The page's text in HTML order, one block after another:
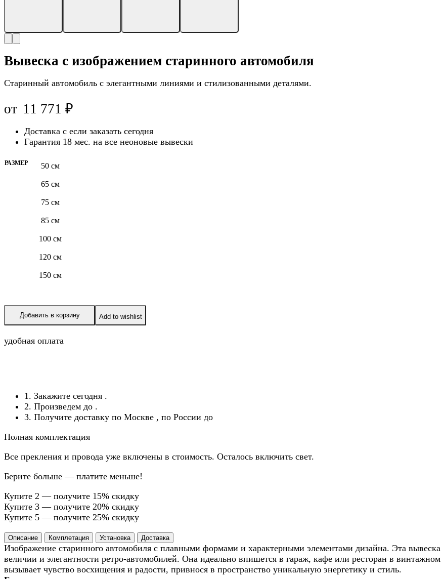
Вывеска с изображением старинного автомобиля
Старинный автомобиль с элегантными линиями и стилизованными деталями.
от 11 771 ₽
Доставка с если заказать сегодня
Гарантия 18 мес. на все неоновые вывески
РАЗМЕР 50 см
65 см
75 см
85 см
100 см
120 см
150 см
Добавить в корзину Add to wishlist
удобная оплата
1. Закажите сегодня .
2. Произведем до .
3. Получите доставку по Москве , по России до
Полная комплектация
Все прекления и провода уже включены в стоимость. Осталось включить свет.
Берите больше — платите меньше!
Купите 2 — получите 15% скидку
Купите 3 — получите 20% скидку
Купите 5 — получите 25% скидку
Описание Комплетация Установка Доставка
Изображение старинного автомобиля с плавными формами и характерными элементами дизайна. Эта
величии и элегантности ретро-автомобилей. Она идеально впишется в гараж, кафе или ресторан в
вызывает чувство восхищения и радости, привнося в пространство уникальную энергетику и стиль.